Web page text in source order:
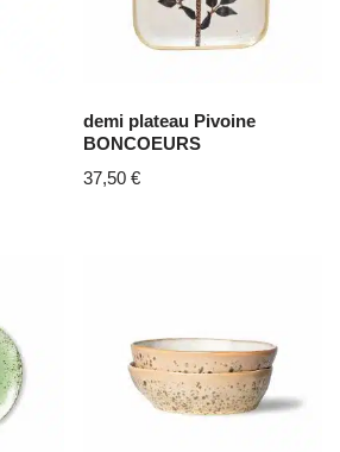
demi plateau Pivoine
BONCOEURS
37,50€